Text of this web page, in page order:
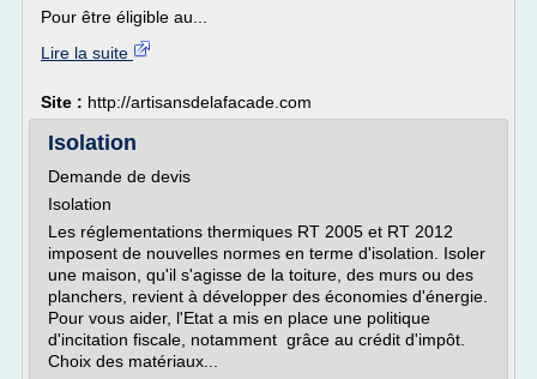
Pour être éligible au...
Lire la suite
Site : http://artisansdelafacade.com
Isolation
Demande de devis
Isolation
Les réglementations thermiques RT 2005 et RT 2012
imposent de nouvelles normes en terme d'isolation. Isoler
une maison, qu'il s'agisse de la toiture, des murs ou des
planchers, revient à développer des économies d'énergie.
Pour vous aider, l'Etat a mis en place une politique
d'incitation fiscale, notamment grâce au crédit d'impôt.
Choix des matériaux...